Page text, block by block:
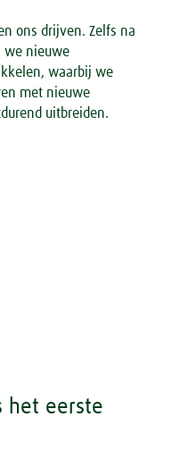
ons drijven. Zelfs na
we nieuwe
waarbij we
met nieuwe
uitbreiden.
het eerste